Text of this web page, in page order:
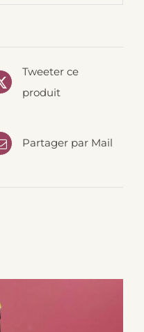
Tweeter ce
produit
Partager par Mail